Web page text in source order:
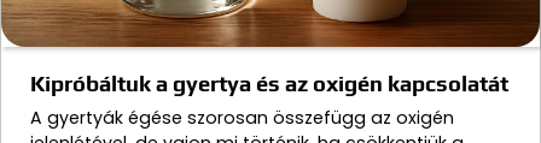
Kipróbáltuk a gyertya és az oxigén kapcsolatát
A gyertyák égése szorosan összefügg az oxigén